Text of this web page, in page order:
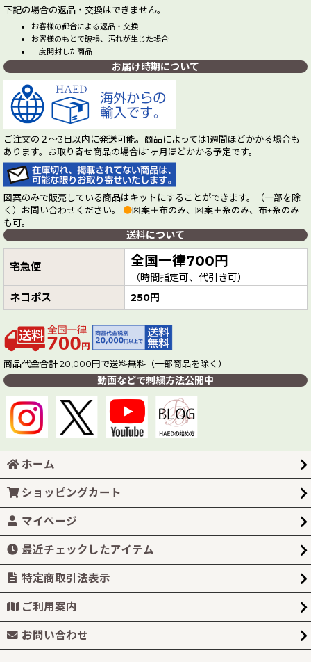
下記の場合の返品・交換はできません。
お客様の都合による返品・交換
お客様のもとで破損、汚れが生じた場合
一度開封した商品
お届け時期について
ご注文の２～3日以内に発送可能。商品によっては1週間ほどかかる場合も
あります。お取り寄せ商品の場合は1ヶ月ほどかかる予定です。
図案のみで販売している商品はキットにすることができます。（一部を除
く）お問い合わせください。 ●図案＋布のみ、図案＋糸のみ、布+糸のみ
も可。
送料について
宅急便 全国一律700円
（時間指定可、代引き可）
ネコポス 250円
商品代金合計 20,000円で送料無料（一部商品を除く）
動画などで刺繍方法公開中
ホーム
ショッピングカート
マイページ
最近チェックしたアイテム
特定商取引法表示
ご利用案内
お問い合わせ